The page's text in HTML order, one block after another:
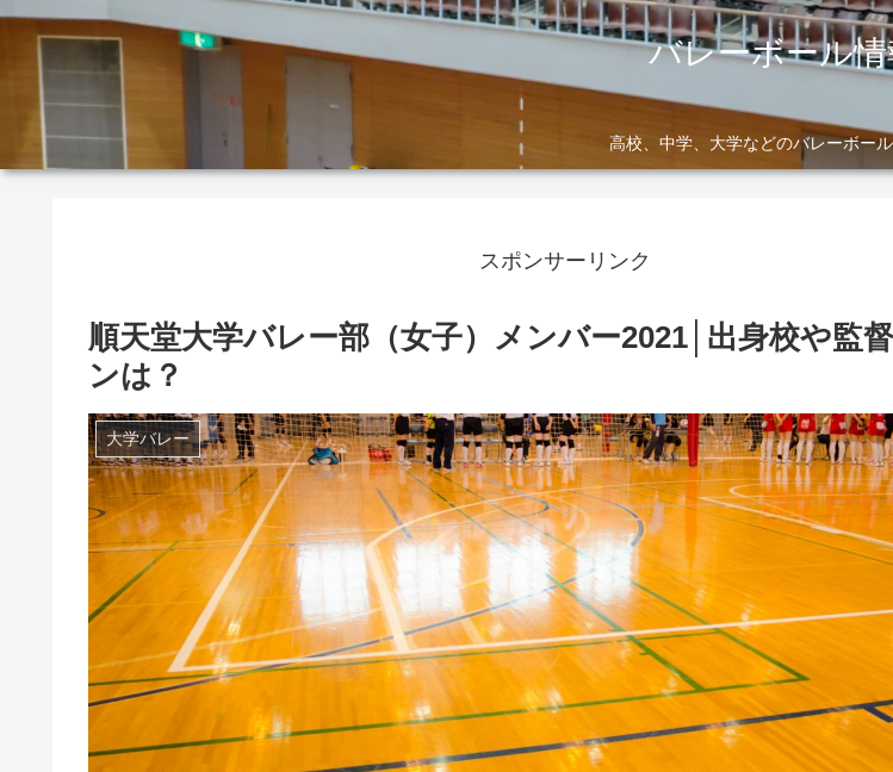
バレーボール
高校、中学、大学などのバレーボー
スポンサーリンク
順天堂大学バレー部（女子）メンバー2021│出身校や監
ンは？
大学バレー